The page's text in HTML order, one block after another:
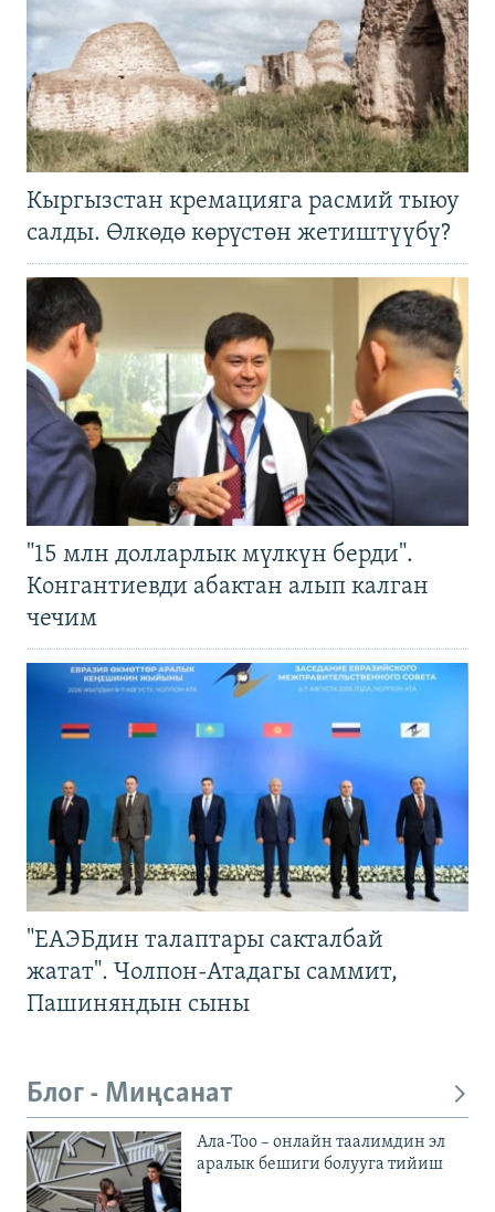
Кыргызстан кремацияга расмий тыюу
салды. Өлкөдө көрүстөн жетиштүүбү?
"15 млн долларлык мүлкүн берди".
Конгантиевди абактан алып калган
чечим
"ЕАЭБдин талаптары сакталбай
жатат". Чолпон-Атадагы саммит,
Пашиняндын сыны
Блог - Миңсанат
Ала-Тоо – онлайн таалимдин эл
аралык бешиги болууга тийиш